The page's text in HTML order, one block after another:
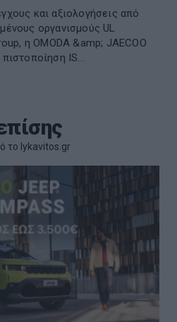
και αξιολογήσεις από
οργανισμούς UL
η OMODA &amp; JAECOO
IS...
το lykavitos.gr